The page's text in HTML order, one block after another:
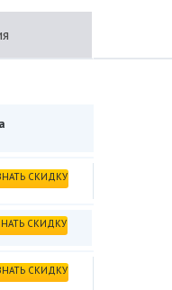
СКИДКУ
СКИДКУ
СКИДКУ